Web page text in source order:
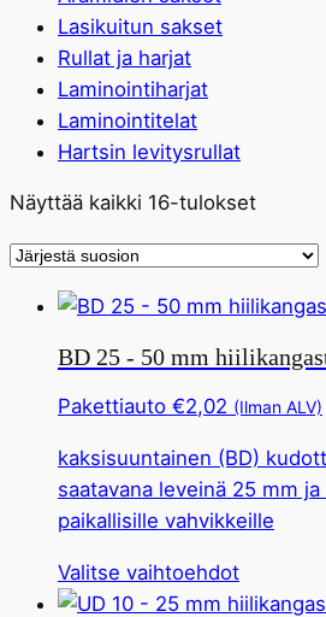
Lasikuitun sakset
Rullat ja harjat
Laminointiharjat
Laminointitelat
Hartsin levitysrullat
Näyttää kaikki 16-tuloksetLajiteltu
mukaan
BD 25 - 50 mm
Pakettiauto €2,02 (Ilman ALV)
kaksisuuntainen (BD)
saatavana leveinä 25 mm
paikallisille vahvikkeille
Valitse vaihtoehdotTällä